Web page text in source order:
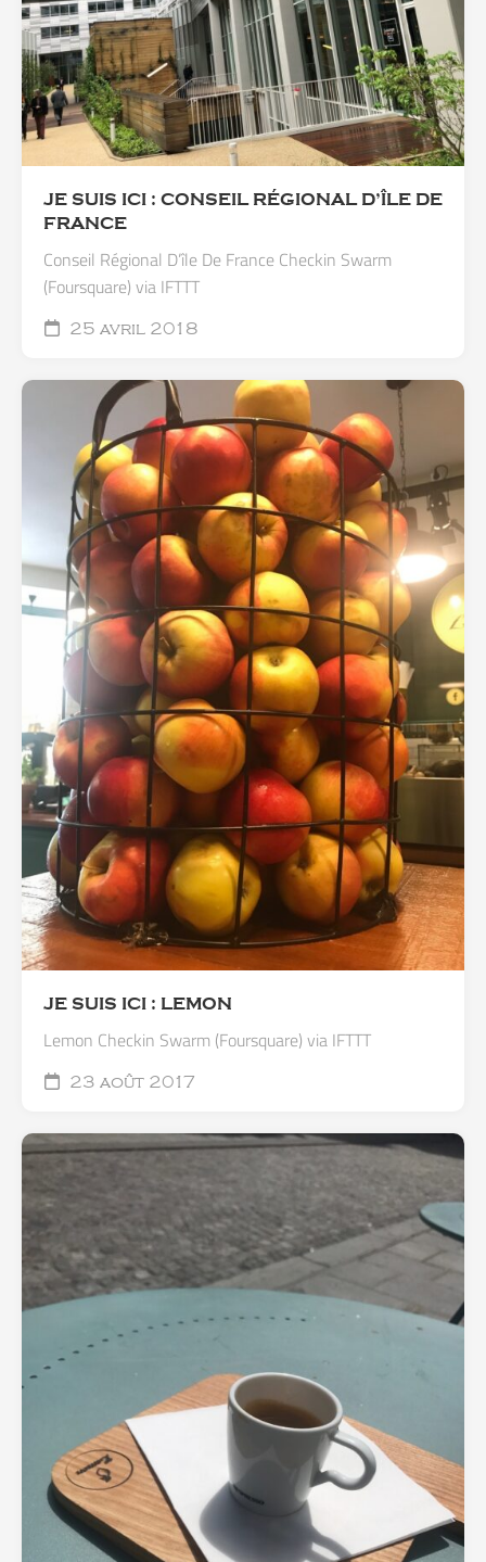
JE SUIS ICI : CONSEIL RÉGIONAL D’ÎLE DE
FRANCE
Conseil Régional D’île De France Checkin Swarm
(Foursquare) via IFTTT
25 avril 2018
JE SUIS ICI : LEMON
Lemon Checkin Swarm (Foursquare) via IFTTT
23 août 2017